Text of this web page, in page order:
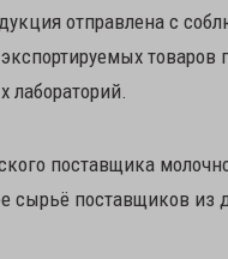
отправлена с
лабораторий.
поставщика
сырьё поставщиков из